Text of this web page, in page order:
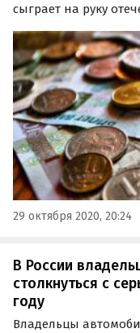
сыграет на руку
Минфина РФ Антон
РБК.
29 октября 2020, 20:24
В России
столкнуться с
году
Владельцы